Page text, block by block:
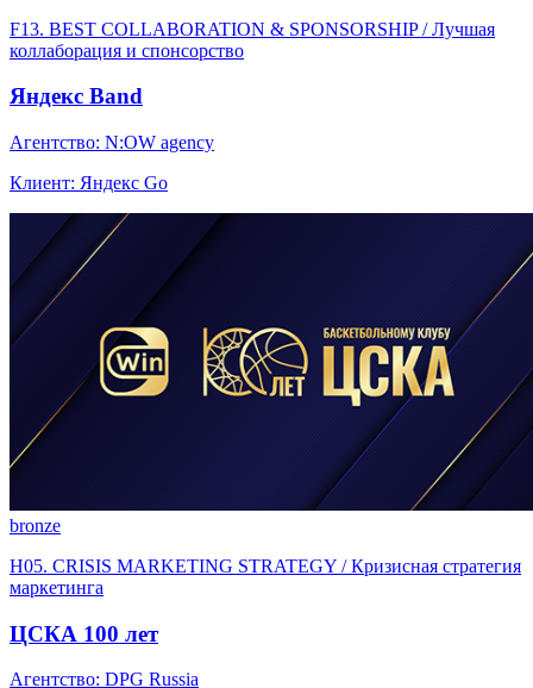
F13. BEST COLLABORATION & SPONSORSHIP / Лучшая
коллаборация и спонсорство
Яндекс Band
Агентство: N:OW agency
Клиент: Яндекс Go
bronze
H05. CRISIS MARKETING STRATEGY / Кризисная стратегия
маркетинга
ЦСКА 100 лет
Агентство: DPG Russia